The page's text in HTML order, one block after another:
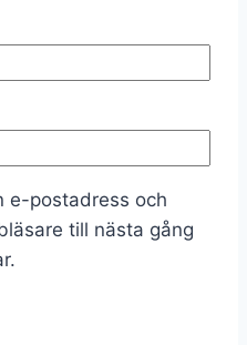
e-postadress och
till nästa gång